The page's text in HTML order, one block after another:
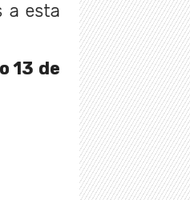
a esta
13 de